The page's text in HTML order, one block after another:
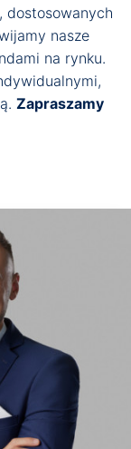
dostosowanych
nasze
na rynku.
Zapraszamy